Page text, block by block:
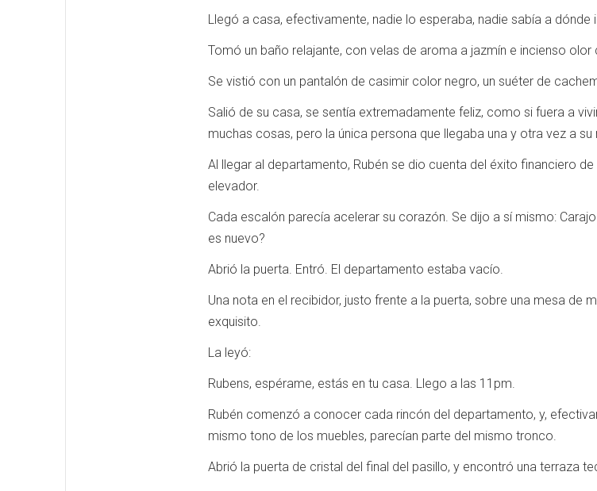
Llegó a casa, efectivamente, nadie lo esperaba, nadie sabía a
Tomó un baño relajante, con velas de aroma a jazmín e incienso olor
Se vistió con un pantalón de casimir color negro, un suéter de
Salió de su casa, se sentía extremadamente feliz, como si fuera a
muchas cosas, pero la única persona que llegaba una y otra vez a
Al llegar al departamento, Rubén se dio cuenta del éxito financiero
elevador.
Cada escalón parecía acelerar su corazón. Se dijo a sí mismo:
es nuevo?
Abrió la puerta. Entró. El departamento estaba vacío.
Una nota en el recibidor, justo frente a la puerta, sobre una mesa de
exquisito.
La leyó:
Rubens, espérame, estás en tu casa. Llego a las 11pm.
Rubén comenzó a conocer cada rincón del departamento, y,
mismo tono de los muebles, parecían parte del mismo tronco.
Abrió la puerta de cristal del final del pasillo, y encontró una terraza